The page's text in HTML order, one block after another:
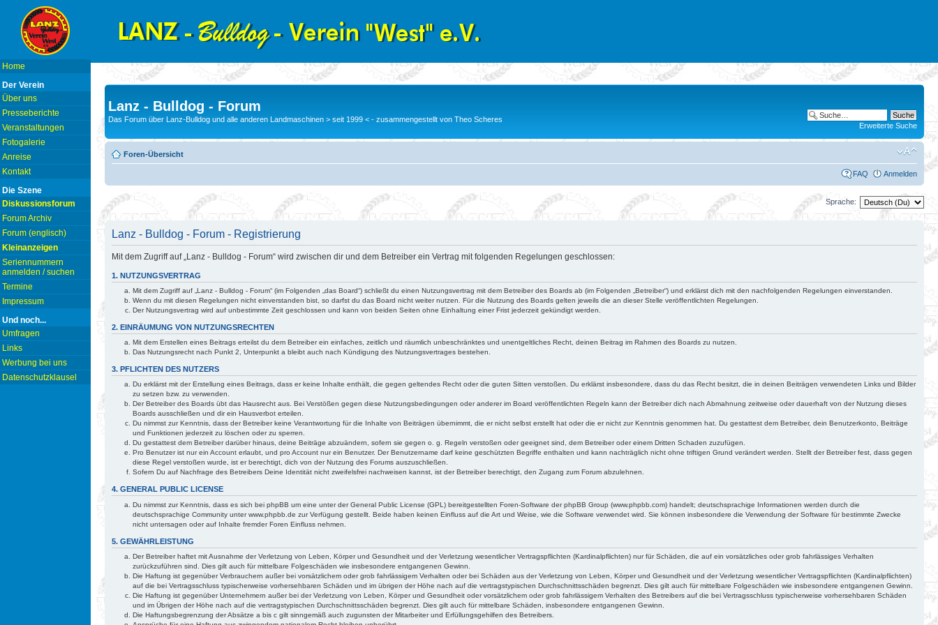
Home
Der Verein
Über uns
Presseberichte
Veranstaltungen
Fotogalerie
Anreise
Kontakt
Die Szene
Diskussionsforum
Forum Archiv
Forum (englisch)
Kleinanzeigen
Seriennummern
anmelden / suchen
Termine
Impressum
Und noch...
Umfragen
Links
Werbung bei uns
Datenschutzklausel
Lanz - Bulldog - Forum
Das Forum über Lanz-Bulldog und alle anderen Landmaschinen > seit 1999 < - zusammengestellt von Theo Scheres
Erweiterte Suche
Foren-Übersicht
FAQ Anmelden
Sprache:
Lanz - Bulldog - Forum - Registrierung
Mit dem Zugriff auf „Lanz - Bulldog - Forum“ wird zwischen dir und dem Betreiber ein Vertrag mit folgenden Regelungen geschlossen:
1. NUTZUNGSVERTRAG
Mit dem Zugriff auf „Lanz - Bulldog - Forum“ (im Folgenden „das Board“) schließt du einen Nutzungsvertrag mit dem Betreiber des Boards ab (im Folgenden „Betreiber“) und erklärst dich mit den nachfolgenden Regelungen einverstanden.
Wenn du mit diesen Regelungen nicht einverstanden bist, so darfst du das Board nicht weiter nutzen. Für die Nutzung des Boards gelten jeweils die an dieser Stelle veröffentlichten Regelungen.
Der Nutzungsvertrag wird auf unbestimmte Zeit geschlossen und kann von beiden Seiten ohne Einhaltung einer Frist jederzeit gekündigt werden.
2. EINRÄUMUNG VON NUTZUNGSRECHTEN
Mit dem Erstellen eines Beitrags erteilst du dem Betreiber ein einfaches, zeitlich und räumlich unbeschränktes und unentgeltliches Recht, deinen Beitrag im Rahmen des Boards zu nutzen.
Das Nutzungsrecht nach Punkt 2, Unterpunkt a bleibt auch nach Kündigung des Nutzungsvertrages bestehen.
3. PFLICHTEN DES NUTZERS
Du erklärst mit der Erstellung eines Beitrags, dass er keine Inhalte enthält, die gegen geltendes Recht oder die guten Sitten verstoßen. Du erklärst insbesondere, dass du das Recht besitzt, die in deinen Beiträgen verwendeten Links und Bilder
zu setzen bzw. zu verwenden.
Der Betreiber des Boards übt das Hausrecht aus. Bei Verstößen gegen diese Nutzungsbedingungen oder anderer im Board veröffentlichten Regeln kann der Betreiber dich nach Abmahnung zeitweise oder dauerhaft von der Nutzung dieses
Boards ausschließen und dir ein Hausverbot erteilen.
Du nimmst zur Kenntnis, dass der Betreiber keine Verantwortung für die Inhalte von Beiträgen übernimmt, die er nicht selbst erstellt hat oder die er nicht zur Kenntnis genommen hat. Du gestattest dem Betreiber, dein Benutzerkonto, Beiträge
und Funktionen jederzeit zu löschen oder zu sperren.
Du gestattest dem Betreiber darüber hinaus, deine Beiträge abzuändern, sofern sie gegen o. g. Regeln verstoßen oder geeignet sind, dem Betreiber oder einem Dritten Schaden zuzufügen.
Pro Benutzer ist nur ein Account erlaubt, und pro Account nur ein Benutzer. Der Benutzername darf keine geschützten Begriffe enthalten und kann nachträglich nicht ohne triftigen Grund verändert werden. Stellt der Betreiber fest, dass gegen
diese Regel verstoßen wurde, ist er berechtigt, dich von der Nutzung des Forums auszuschließen.
Sofern Du auf Nachfrage des Betreibers Deine Identität nicht zweifelsfrei nachweisen kannst, ist der Betreiber berechtigt, den Zugang zum Forum abzulehnen.
4. GENERAL PUBLIC LICENSE
Du nimmst zur Kenntnis, dass es sich bei phpBB um eine unter der General Public License (GPL) bereitgestellten Foren-Software der phpBB Group (www.phpbb.com) handelt; deutschsprachige Informationen werden durch die
deutschsprachige Community unter www.phpbb.de zur Verfügung gestellt. Beide haben keinen Einfluss auf die Art und Weise, wie die Software verwendet wird. Sie können insbesondere die Verwendung der Software für bestimmte Zwecke
nicht untersagen oder auf Inhalte fremder Foren Einfluss nehmen.
5. GEWÄHRLEISTUNG
Der Betreiber haftet mit Ausnahme der Verletzung von Leben, Körper und Gesundheit und der Verletzung wesentlicher Vertragspflichten (Kardinalpflichten) nur für Schäden, die auf ein vorsätzliches oder grob fahrlässiges Verhalten
zurückzuführen sind. Dies gilt auch für mittelbare Folgeschäden wie insbesondere entgangenen Gewinn.
Die Haftung ist gegenüber Verbrauchern außer bei vorsätzlichem oder grob fahrlässigem Verhalten oder bei Schäden aus der Verletzung von Leben, Körper und Gesundheit und der Verletzung wesentlicher Vertragspflichten (Kardinalpflichten)
auf die bei Vertragsschluss typischerweise vorhersehbaren Schäden und im übrigen der Höhe nach auf die vertragstypischen Durchschnittsschäden begrenzt. Dies gilt auch für mittelbare Folgeschäden wie insbesondere entgangenen Gewinn.
Die Haftung ist gegenüber Unternehmern außer bei der Verletzung von Leben, Körper und Gesundheit oder vorsätzlichem oder grob fahrlässigem Verhalten des Betreibers auf die bei Vertragsschluss typischerweise vorhersehbaren Schäden
und im Übrigen der Höhe nach auf die vertragstypischen Durchschnittsschäden begrenzt. Dies gilt auch für mittelbare Schäden, insbesondere entgangenen Gewinn.
Die Haftungsbegrenzung der Absätze a bis c gilt sinngemäß auch zugunsten der Mitarbeiter und Erfüllungsgehilfen des Betreibers.